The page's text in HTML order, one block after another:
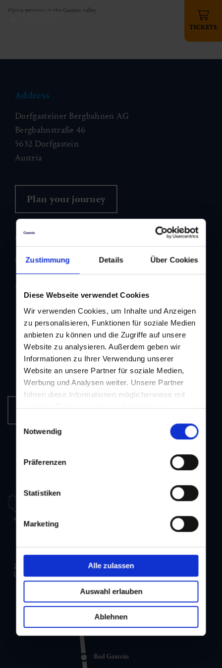
Zustimmung Details Über Cookies
Diese Webseite verwendet Cookies
Wir verwenden Cookies, um Inhalte und Anzeigen
zu personalisieren, Funktionen für soziale Medien
anbieten zu können und die Zugriffe auf unsere
Website zu analysieren. Außerdem geben wir
Informationen zu Ihrer Verwendung unserer
Website an unsere Partner für soziale Medien,
Werbung und Analysen weiter. Unsere Partner
führen diese Informationen möglicherweise mit
weiteren Daten zusammen, die Sie ihnen
Nutzung der Dienste gesammelt haben.
Notwendig
Präferenzen
Statistiken
Marketing
Alle zulassen
Auswahl erlauben
Ablehnen
TICKETS
Alpine getaways in the Gastein valley
Address
Dorfgasteiner Bergbahnen AG
Bergbahnstraße 46
5632 Dorfgastein
Austria
Plan your journey
Contact us
info@dorfgastein-bb.at
+43 6433 7223
www.dorfgastein.com
Imprint
Data protection
GTC
Newsletter-Subscription